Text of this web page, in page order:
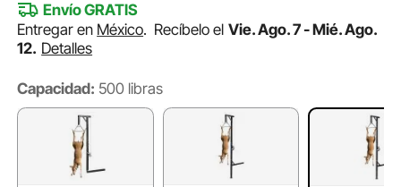
Envío GRATIS
Entregar en México. Recíbelo el Vie. Ago. 7 - Mié. Ago.
12. Detalles
Capacidad: 500 libras